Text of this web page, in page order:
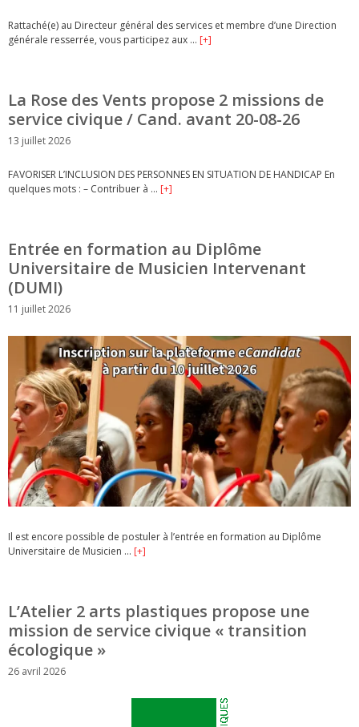
Rattaché(e) au Directeur général des services et membre d’une Direction
générale resserrée, vous participez aux … [+]
La Rose des Vents propose 2 missions de
service civique / Cand. avant 20-08-26
13 juillet 2026
FAVORISER L’INCLUSION DES PERSONNES EN SITUATION DE HANDICAP En
quelques mots : – Contribuer à … [+]
Entrée en formation au Diplôme
Universitaire de Musicien Intervenant
(DUMI)
11 juillet 2026
Il est encore possible de postuler à l’entrée en formation au Diplôme
Universitaire de Musicien … [+]
L’Atelier 2 arts plastiques propose une
mission de service civique « transition
écologique »
26 avril 2026